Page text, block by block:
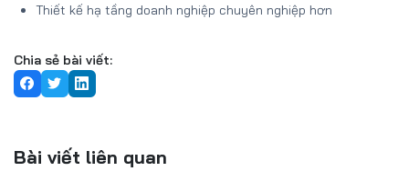
Thiết kế hạ tầng doanh nghiệp chuyên nghiệp hơn
Chia sẻ bài viết:
Bài viết liên quan